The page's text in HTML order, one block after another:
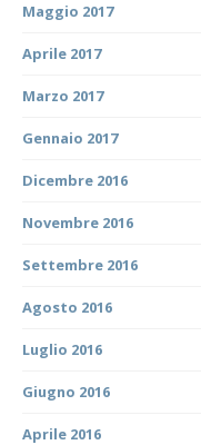
Maggio 2017
Aprile 2017
Marzo 2017
Gennaio 2017
Dicembre 2016
Novembre 2016
Settembre 2016
Agosto 2016
Luglio 2016
Giugno 2016
Aprile 2016